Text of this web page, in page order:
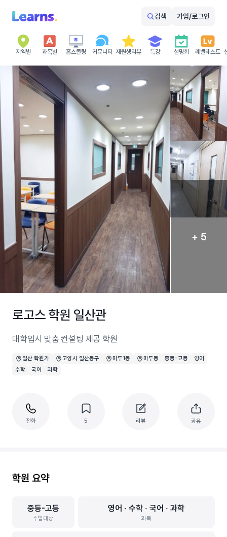
검색 가입/로그인
지역별 과목별 홈스쿨링 커뮤니티 재원생리뷰 특강 설명회 레벨테스트
+ 5
로고스 학원 일산관
대학입시 맞춤 컨설팅 제공 학원
일산 학원가 고양시 일산동구 마두1동 마두동 중등-고등
영어
수학
국어 과학
전화 5 리뷰 공유
학원 요약
중등-고등
수업대상
영어 ‧ 수학 ‧ 국어 ‧ 과학
과목